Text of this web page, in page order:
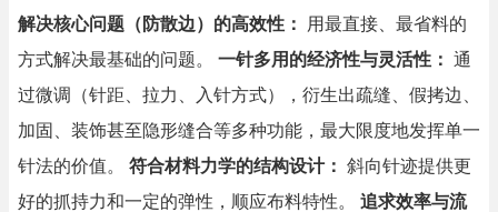
解决核心问题（防散边）的高效性：
用最直接、最省料的
方式解决最基础的问题。 一针多用的经济性与灵活性： 通
过微调（针距、拉力、入针方式），衍生出疏缝、假拷边、
加固、装饰甚至隐形缝合等多种功能，最大限度地发挥单一
针法的价值。 符合材料力学的结构设计： 斜向针迹提供更
好的抓持力和一定的弹性，顺应布料特性。 追求效率与流